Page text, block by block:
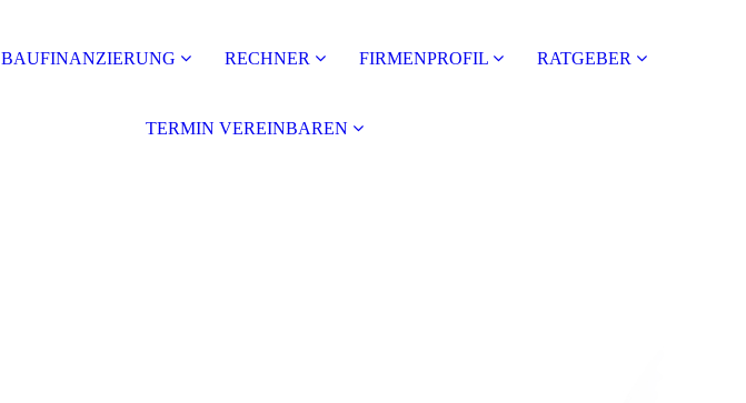
BAUFINANZIERUNG RECHNER FIRMENPROFIL RATGEBER
TERMIN VEREINBAREN